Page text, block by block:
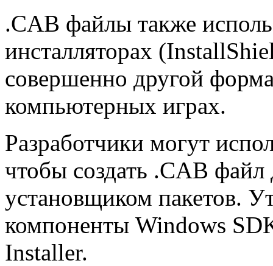
.CAB файлы также
инсталляторах
совершенно другой
компьютерных играх.
Разработчики могут
чтобы создать .CAB файл
установщиком пакетов.
компоненты Windows
Installer.